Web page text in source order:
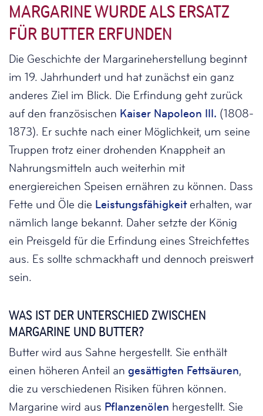
MARGARINE WURDE ALS ERSATZ
FÜR BUTTER ERFUNDEN
Die Geschichte der Margarineherstellung beginnt
im 19. Jahrhundert und hat zunächst ein ganz
anderes Ziel im Blick. Die Erfindung geht zurück
auf den französischen Kaiser Napoleon III. (1808-
1873). Er suchte nach einer Möglichkeit, um seine
Truppen trotz einer drohenden Knappheit an
Nahrungsmitteln auch weiterhin mit
energiereichen Speisen ernähren zu können. Dass
Fette und Öle die Leistungsfähigkeiterhalten, war
nämlich lange bekannt. Daher setzte der König
ein Preisgeld für die Erfindung eines Streichfettes
aus. Es sollte schmackhaft und dennoch preiswert
sein.
WAS IST DER UNTERSCHIED ZWISCHEN
MARGARINE UND BUTTER?
Butter wird aus Sahne hergestellt. Sie enthält
einen höheren Anteil an gesättigten Fettsäuren,
die zu verschiedenen Risiken führen können.
Margarine wird aus Pflanzenölen hergestellt. Sie